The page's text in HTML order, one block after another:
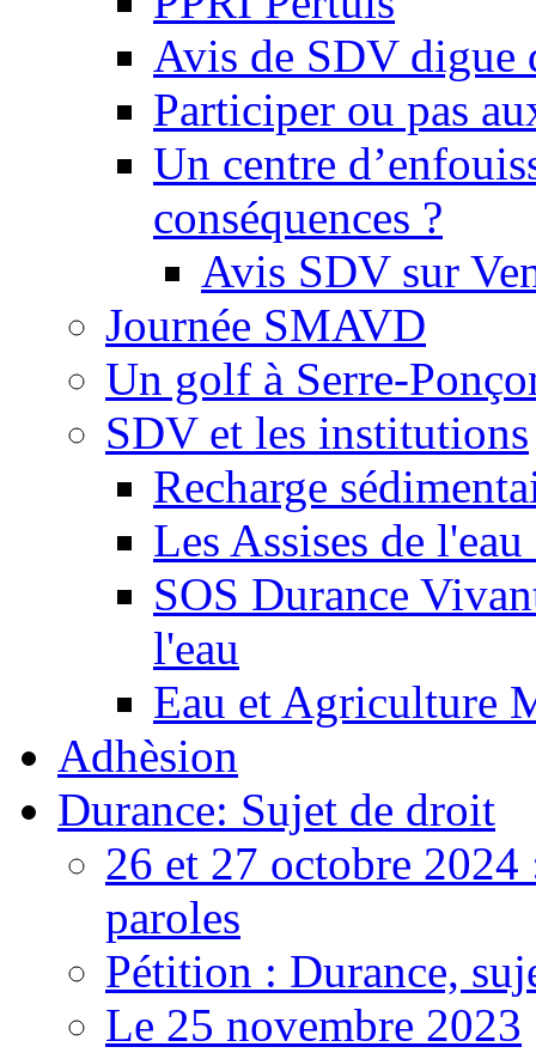
Avis de SDV digue
Participer ou pas
Un centre
conséquences ?
Avis SDV sur
Journée SMAVD
Un golf à Serre-
SDV et les institutions
Recharge
Les Assises de
SOS Durance
l'eau
Eau et Agriculture
Adhèsion
Durance: Sujet de droit
26 et 27 octobre 2024
paroles
Pétition : Durance,
Le 25 novembre 2023